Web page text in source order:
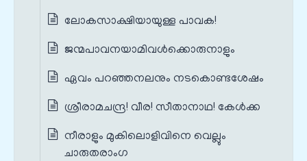
ലോകസാക്ഷിയായുള്ള പാവക!
ജന്മപാവനയാമിവൾക്കൊരുനാളും
ഏവം പറഞ്ഞനലനും നടകൊണ്ടശേഷം
ശ്രീരാമചന്ദ്ര! വീര! സീതാനാഥ! കേൾക്ക
നീരാളും മുകിലൊളിവിനെ വെല്ലും
ചാരുതരാംഗ